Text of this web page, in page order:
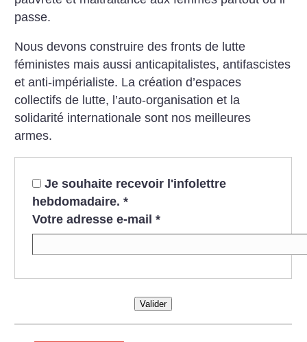
passe.
Nous devons construire des fronts de lutte
féministes mais aussi anticapitalistes, antifascistes
et anti-impérialiste. La création d’espaces
collectifs de lutte, l’auto-organisation et la
solidarité internationale sont nos meilleures
armes.
Je souhaite recevoir l'infolettre
hebdomadaire. *
Votre adresse e-mail *
Valider